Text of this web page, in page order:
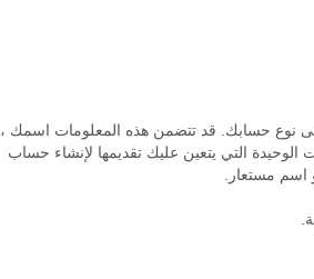
نوع حسابك. قد تتضمن هذه المعلومات اسمك ،
الوحيدة التي يتعين عليك تقديمها لإنشاء حساب
اسم مستعار.